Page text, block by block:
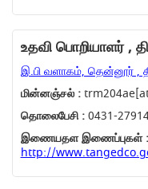
உதவி பொறியாளர் ,
இ.பி வளாகம், தென்னூர் ,
மின்னஞ்சல் :
தொலைபேசி :0431-
இணையதள இணைப்புகள் :
http://